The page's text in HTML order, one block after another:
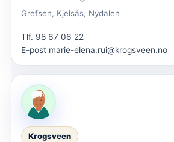
Grefsen, Kjelsås, Nydalen
Tlf. 98 67 06 22
E-post marie-elena.rui@krogsveen.no
Krogsveen